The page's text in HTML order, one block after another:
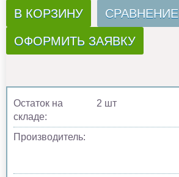
В КОРЗИНУ СРАВНЕНИЕ
ОФОРМИТЬ ЗАЯВКУ
Остаток на
складе:
2 шт
Производитель: